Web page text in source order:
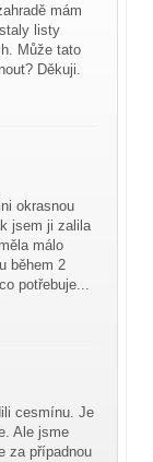
mám
listy
Může tato
Děkuji.
okrasnou
jsem ji zalila
málo
během 2
potřebuje...
cesmínu. Je
Ale jsme
za případnou